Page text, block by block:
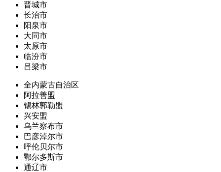
晋城市
长治市
阳泉市
大同市
太原市
临汾市
吕梁市
全内蒙古自治区
阿拉善盟
锡林郭勒盟
兴安盟
乌兰察布市
巴彦淖尔市
呼伦贝尔市
鄂尔多斯市
通辽市